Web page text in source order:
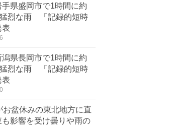
手県盛岡市で1時間に約
烈な雨 「記録的短時
表
潟県長岡市で1時間に約
烈な雨 「記録的短時
表
お盆休みの東北地方に直
影響を受け曇りや雨の